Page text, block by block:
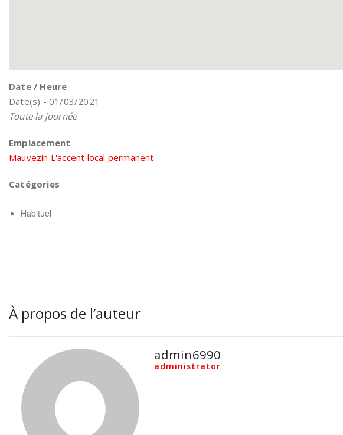
Date / Heure
Date(s) - 01/03/2021
Toute la journée
Emplacement
Mauvezin L'accent local permanent
Catégories
Habituel
À propos de l’auteur
admin6990
administrator